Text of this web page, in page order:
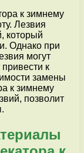
к зимнему
Лезвия
который
Однако при
могут
к
замены
к зимнему
позволит